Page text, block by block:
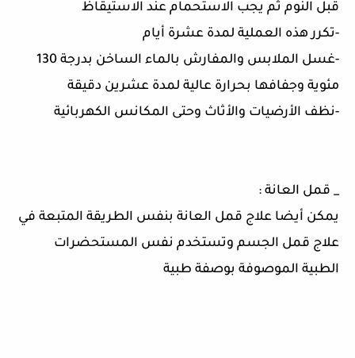
قبل النوم ثم يجب الاستحمام عند الاستيقاظ
-تكرر هذه العملية لمدة عشرة أيام
-غسل الملابس والمفارش بالماء الساخن بدرجة 130
مئوية وجفافها بحرارة عالية لمدة عشرين دقيقة
-نظف الأرضيات والأثاث وحتى المكانس الكهربائية
_ قمل العانة :
يمكن أيضا علاج قمل العانة بنفس الطريقة المتبعة في
علاج قمل الجسم وتستخدم نفس المستحضرات
الطبية الموصوفة بوصفة طبية